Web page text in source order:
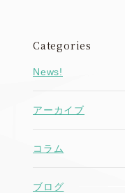
Categories
News!
アーカイブ
コラム
ブログ